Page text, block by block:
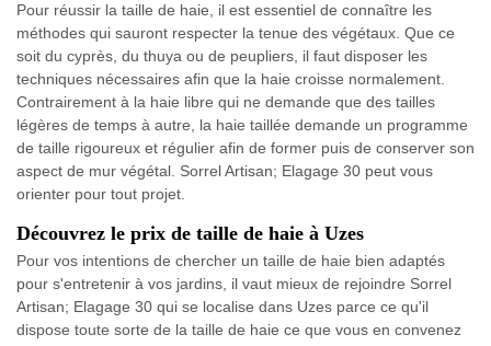
Pour réussir la taille de haie, il est essentiel de connaître les
méthodes qui sauront respecter la tenue des végétaux. Que ce
soit du cyprès, du thuya ou de peupliers, il faut disposer les
techniques nécessaires afin que la haie croisse normalement.
Contrairement à la haie libre qui ne demande que des tailles
légères de temps à autre, la haie taillée demande un programme
de taille rigoureux et régulier afin de former puis de conserver son
aspect de mur végétal. Sorrel Artisan; Elagage 30 peut vous
orienter pour tout projet.
Découvrez le prix de taille de haie à Uzes
Pour vos intentions de chercher un taille de haie bien adaptés
pour s'entretenir à vos jardins, il vaut mieux de rejoindre Sorrel
Artisan; Elagage 30 qui se localise dans Uzes parce ce qu'il
dispose toute sorte de la taille de haie ce que vous en convenez